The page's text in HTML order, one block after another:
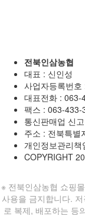
전북인삼농협
대표 : 신인성
사업자등록번호
대표전화 : 063-
팩스 : 063-433-
통신판매업 신
주소 : 전북특별
개인정보관리
COPYRIGHT
※ 전북인삼농협 쇼핑
사용을 금지합니다.
로 복제, 배포하는 등